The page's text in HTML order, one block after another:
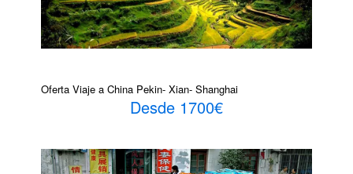
Oferta Viaje a China Pekin- Xian- Shanghai
Desde 1700€